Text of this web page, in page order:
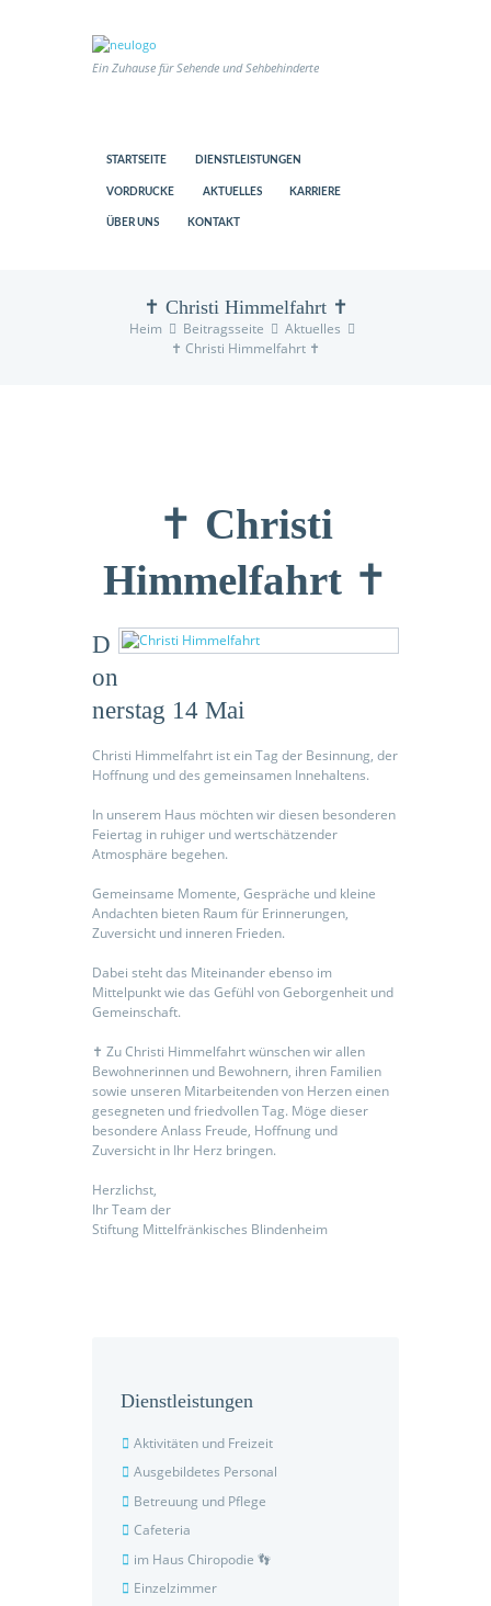
Ein Zuhause für Sehende und Sehbehinderte
STARTSEITE DIENSTLEISTUNGEN
VORDRUCKE AKTUELLES KARRIERE
ÜBER UNS KONTAKT
✝️ Christi Himmelfahrt ✝️
Heim Beitragsseite
Aktuelles
✝️ Christi Himmelfahrt ✝️
✝️ Christi
Himmelfahrt ✝️
D
on
nerstag 14 Mai
Christi Himmelfahrt ist ein Tag der Besinnung, der
Hoffnung und des gemeinsamen Innehaltens.
In unserem Haus möchten wir diesen besonderen
Feiertag in ruhiger und wertschätzender
Atmosphäre begehen.
Gemeinsame Momente, Gespräche und kleine
Andachten bieten Raum für Erinnerungen,
Zuversicht und inneren Frieden.
Dabei steht das Miteinander ebenso im
Mittelpunkt wie das Gefühl von Geborgenheit und
Gemeinschaft.
✝️ Zu Christi Himmelfahrt wünschen wir allen
Bewohnerinnen und Bewohnern, ihren Familien
sowie unseren Mitarbeitenden von Herzen einen
gesegneten und friedvollen Tag. Möge dieser
besondere Anlass Freude, Hoffnung und
Zuversicht in Ihr Herz bringen.
Herzlichst,
Ihr Team der
Stiftung Mittelfränkisches Blindenheim
Dienstleistungen
Aktivitäten und Freizeit
Ausgebildetes Personal
Betreuung und Pflege
Cafeteria
im Haus Chiropodie 👣
Einzelzimmer